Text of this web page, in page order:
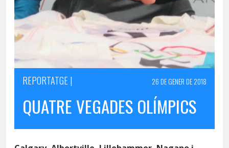
REPORTATGE | 26 DE GENER DE 2018
QUATRE VEGADES OLÍMPICS